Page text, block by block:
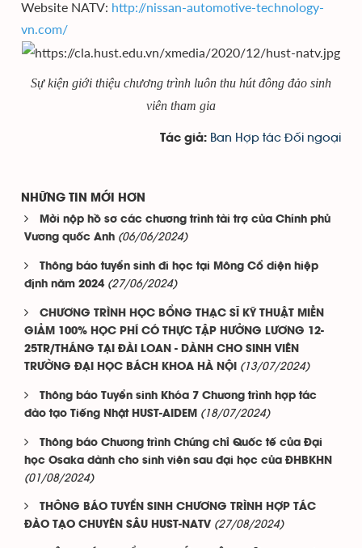
Website NATV: http://nissan-automotive-technology-
vn.com/
Sự kiện giới thiệu chương trình luôn thu hút đông đảo sinh
viên tham gia
Tác giả: Ban Hợp tác Đối ngoại
NHỮNG TIN MỚI HƠN
Mời nộp hồ sơ các chương trình tài trợ của Chính phủ
Vương quốc Anh (06/06/2024)
Thông báo tuyển sinh đi học tại Mông Cổ diện hiệp
định năm 2024 (27/06/2024)
CHƯƠNG TRÌNH HỌC BỔNG THẠC SĨ KỸ THUẬT MIỄN
GIẢM 100% HỌC PHÍ CÓ THỰC TẬP HƯỞNG LƯƠNG 12-
25TR/THÁNG TẠI ĐÀI LOAN - DÀNH CHO SINH VIÊN
TRƯỜNG ĐẠI HỌC BÁCH KHOA HÀ NỘI
(13/07/2024)
Thông báo Tuyển sinh Khóa 7 Chương trình hợp tác
đào tạo Tiếng Nhật HUST-AIDEM
(18/07/2024)
Thông báo Chương trình Chứng chỉ Quốc tế của Đại
học Osaka dành cho sinh viên sau đại học của ĐHBKHN
(01/08/2024)
THÔNG BÁO TUYỂN SINH CHƯƠNG TRÌNH HỢP TÁC
ĐÀO TẠO CHUYÊN SÂU HUST-NATV (27/08/2024)